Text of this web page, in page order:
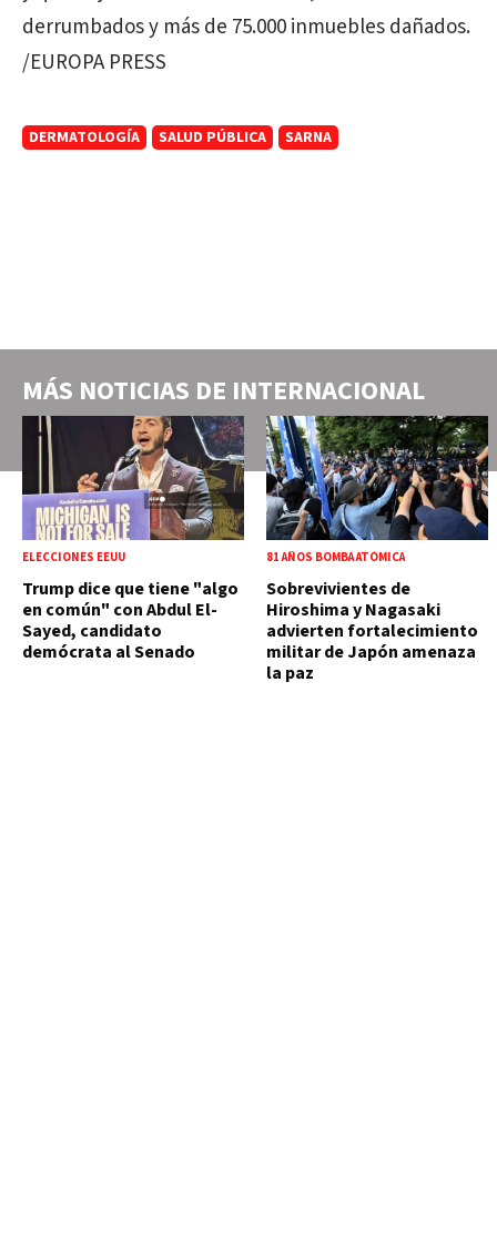
derrumbados y más de 75.000 inmuebles dañados.
/EUROPA PRESS
DERMATOLOGÍA SALUD PÚBLICA SARNA
MÁS NOTICIAS DE INTERNACIONAL
ELECCIONES EEUU
Trump dice que tiene "algo
en común" con Abdul El-
Sayed, candidato
demócrata al Senado
81 AÑOS BOMBA ATÓMICA
Sobrevivientes de
Hiroshima y Nagasaki
advierten fortalecimiento
militar de Japón amenaza
la paz